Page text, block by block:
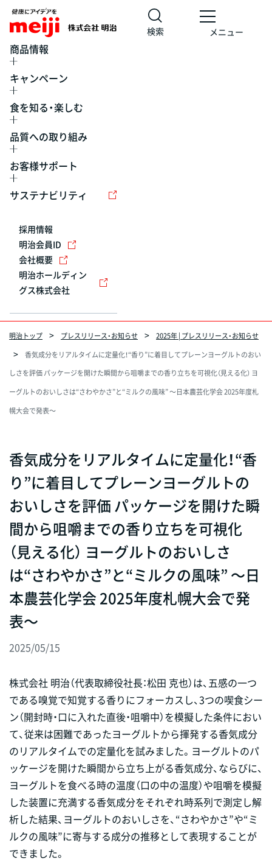
検索 メニュー
商品情報
キャンペーン
食を知る・楽しむ
品質への取り組み
お客様サポート
サステナビリティ
採用情報
明治会員ID
会社概要
明治ホールディン
グス株式会社
明治トップ プレスリリース・お知らせ
2025年 | プレスリリース・お知らせ
香気成分をリアルタイムに定量化！“香り”に着目してプレーンヨーグルトのおい
しさを評価 パッケージを開けた瞬間から咀嚼までの香り立ちを可視化（見える化） ヨ
ーグルトのおいしさは“さわやかさ”と“ミルクの風味” ～日本農芸化学会 2025年度札
幌大会で発表～
香気成分をリアルタイムに定量化！“香
り”に着目してプレーンヨーグルトの
おいしさを評価 パッケージを開けた瞬
間から咀嚼までの香り立ちを可視化
（見える化） ヨーグルトのおいしさ
は“さわやかさ”と“ミルクの風味” ～日
本農芸化学会 2025年度札幌大会で発
表～
2025/05/15
株式会社 明治（代表取締役社長：松田 克也）は、五感の一つ
である嗅覚で知覚する香りにフォーカスし、3つの喫食シー
ン（開封時・口に入れた直後・咀嚼中）を模擬した条件におい
て、従来は困難であったヨーグルトから揮発する香気成分
のリアルタイムでの定量化を試みました。ヨーグルトのパ
ッケージを開けた瞬間から立ち上がる香気成分、ならびに、
ヨーグルトを食べる時の温度（口の中の温度）や咀嚼を模擬
した装置に充満する香気成分をそれぞれ時系列で測定し解
析した結果、ヨーグルトのおいしさを、“さわやかさ”や“ミ
ルクの風味”に寄与する成分の推移として表現することが
できました。